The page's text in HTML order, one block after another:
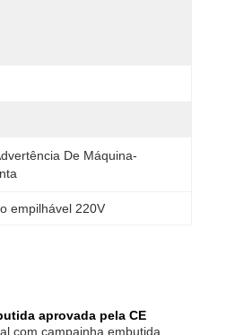
De Máquina-
empilhável 220V
aprovada pela CE
com campainha embutida